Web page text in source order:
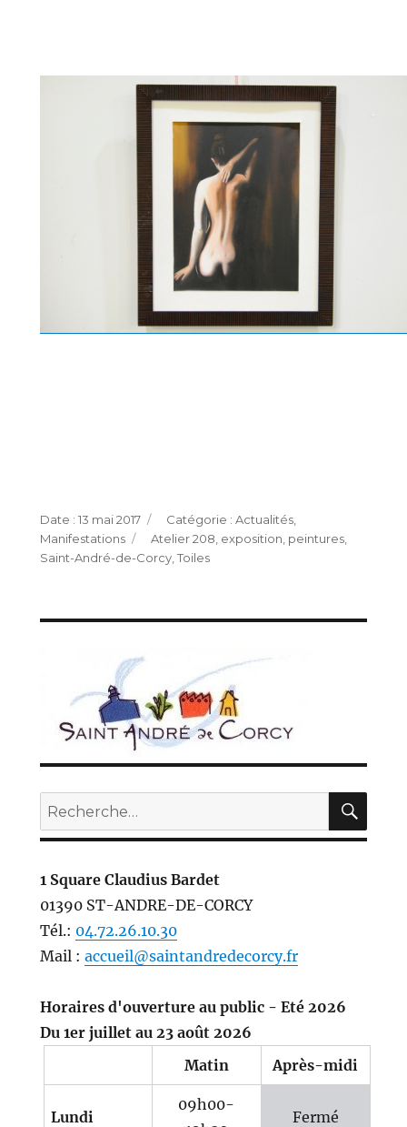
Publié
le
13 mai 2017 Catégories
Actualités,
Manifestations
Étiquettes
Atelier 208 exposition peintures,
Saint-André-de-Corcy, Toiles
Recherche
pour :
1 Square Claudius Bardet
01390 ST-ANDRE-DE-CORCY
Tél.: 04.72.26.10.30
Mail : accueil@saintandredecorcy.fr
Horaires d'ouverture au public - Eté 2026
Du 1er juillet au 23 août 2026
Matin
Après-midi
Lundi
09h00-
Fermé